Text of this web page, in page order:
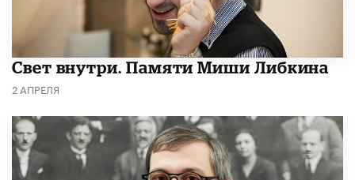
​Свет внутри. Памяти Миши Либкина
2 АПРЕЛЯ